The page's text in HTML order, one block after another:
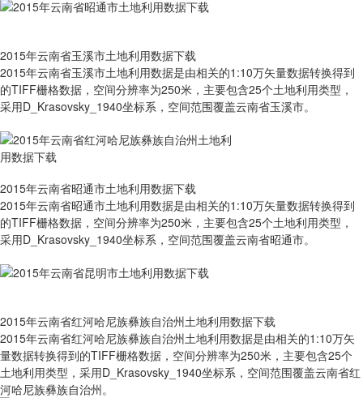
2015年云南省玉溪市土地利用数据下载
2015年云南省玉溪市土地利用数据是由相关的1:10万矢量数据转换得到
的TIFF栅格数据，空间分辨率为250米，主要包含25个土地利用类型，
采用D_Krasovsky_1940坐标系，空间范围覆盖云南省玉溪市。
2015年云南省昭通市土地利用数据下载
2015年云南省昭通市土地利用数据是由相关的1:10万矢量数据转换得到
的TIFF栅格数据，空间分辨率为250米，主要包含25个土地利用类型，
采用D_Krasovsky_1940坐标系，空间范围覆盖云南省昭通市。
2015年云南省红河哈尼族彝族自治州土地利用数据下载
2015年云南省红河哈尼族彝族自治州土地利用数据是由相关的1:10万矢
量数据转换得到的TIFF栅格数据，空间分辨率为250米，主要包含25个
土地利用类型，采用D_Krasovsky_1940坐标系，空间范围覆盖云南省红
河哈尼族彝族自治州。